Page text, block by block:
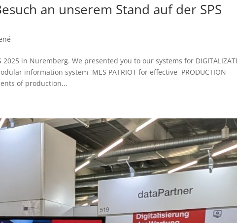
an unserem Stand auf der SPS
in Nuremberg. We presented you to our systems for
information system MES PATRIOT for effective PRODUCTION
of production...